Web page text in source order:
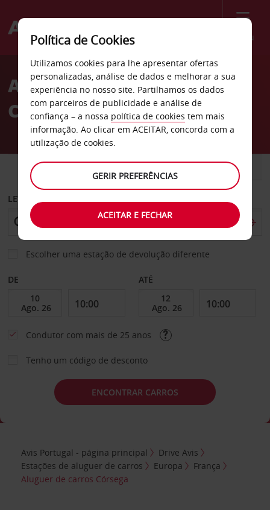
Menu
Welcome
AvisAluguer de carros Avis na
Córsega
CARRO COMERCIAIS
LEVANTAR EM
Escolher uma estação de devolução diferente
DE ATÉ
Condutor com mais de 25 anos
Tenho um código de desconto
ENCONTRAR CARROS
Avis Portugal - página principal
Drive Avis
Estações de aluguer de carros
Europa
França
Aluguer de carros Córsega
Política de Cookies
Utilizamos cookies para lhe apresentar ofertas
personalizadas, análise de dados e melhorar a sua
experiência no nosso site. Partilhamos os dados
com parceiros de publicidade e análise de
confiança – a nossa política de cookies tem mais
informação. Ao clicar em ACEITAR, concorda com a
utilização de cookies.
GERIR PREFERÊNCIAS
ACEITAR E FECHAR